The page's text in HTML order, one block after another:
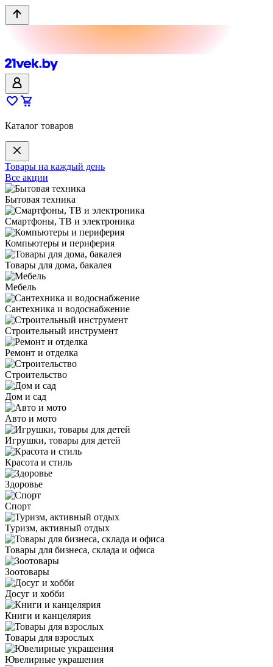
Каталог товаров
Товары на каждый день
Все акции
Бытовая техника
Смартфоны, ТВ и электроника
Компьютеры и периферия
Товары для дома, бакалея
Мебель
Сантехника и водоснабжение
Строительный инструмент
Ремонт и отделка
Строительство
Дом и сад
Авто и мото
Игрушки, товары для детей
Красота и стиль
Здоровье
Спорт
Туризм, активный отдых
Товары для бизнеса, склада и офиса
Зоотовары
Досуг и хобби
Книги и канцелярия
Товары для взрослых
Ювелирные украшения